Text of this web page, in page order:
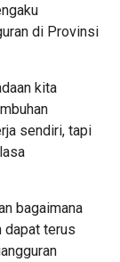
di Provinsi
kita
sendiri, tapi
bagaimana
dapat terus